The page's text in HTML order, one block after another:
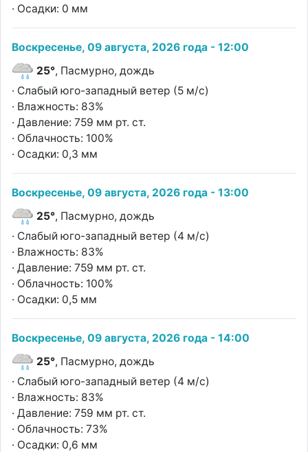
· Осадки: 0 мм
Воскресенье, 09 августа, 2026 года - 12:00
25°, Пасмурно, дождь
· Слабый юго-западный ветер (5 м/с)
· Влажность: 83%
· Давление: 759 мм рт. ст.
· Облачность: 100%
· Осадки: 0,3 мм
Воскресенье, 09 августа, 2026 года - 13:00
25°, Пасмурно, дождь
· Слабый юго-западный ветер (4 м/с)
· Влажность: 83%
· Давление: 759 мм рт. ст.
· Облачность: 100%
· Осадки: 0,5 мм
Воскресенье, 09 августа, 2026 года - 14:00
25°, Пасмурно, дождь
· Слабый юго-западный ветер (4 м/с)
· Влажность: 83%
· Давление: 759 мм рт. ст.
· Облачность: 73%
· Осадки: 0,6 мм